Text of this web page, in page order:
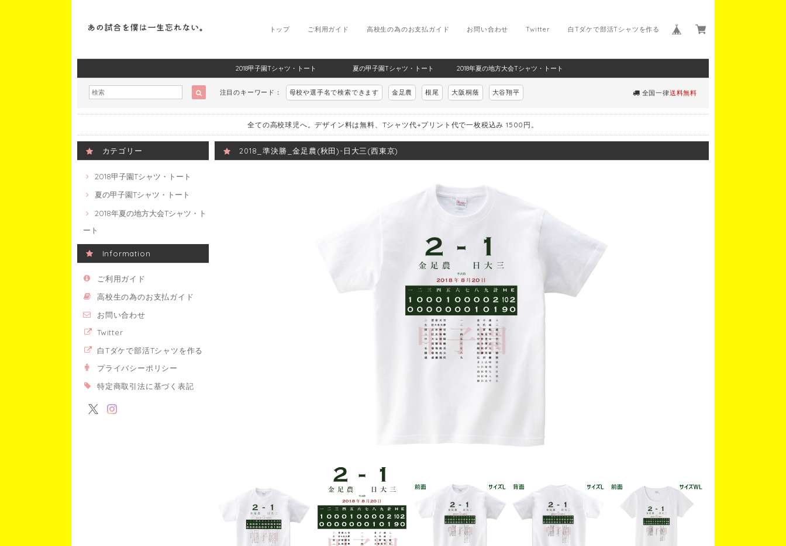
白Tダケで部活Tシャツを作る
Twitter
お問い合わせ
高校生の為のお支払ガイド
ご利用ガイド
トップ
2018甲子園Tシャツ・トート 夏の甲子園Tシャツ・トート 2018年夏の地方大会Tシャツ・トート
注目のキーワード： 母校や選手名で検索できます 金足農 根尾 大阪桐蔭 大谷翔平 全国一律送料無料
全ての高校球児へ。デザイン料は無料、Tシャツ代+プリント代で一枚税込み 1500円。
カテゴリー
2018甲子園Tシャツ・トート
夏の甲子園Tシャツ・トート
2018年夏の地方大会Tシャツ・ト
ート
Information
ご利用ガイド
高校生の為のお支払ガイド
お問い合わせ
Twitter
白Tダケで部活Tシャツを作る
プライバシーポリシー
特定商取引法に基づく表記
2018_準決勝_金足農(秋田)-日大三(西東京)